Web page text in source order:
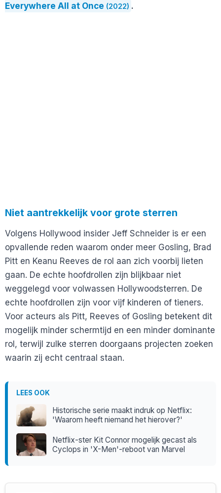
Everywhere All at Once (2022) .
Niet aantrekkelijk voor grote sterren
Volgens Hollywood insider Jeff Schneider is er een
opvallende reden waarom onder meer Gosling, Brad
Pitt en Keanu Reeves de rol aan zich voorbij lieten
gaan. De echte hoofdrollen zijn blijkbaar niet
weggelegd voor volwassen Hollywoodsterren. De
echte hoofdrollen zijn voor vijf kinderen of tieners.
Voor acteurs als Pitt, Reeves of Gosling betekent dit
mogelijk minder schermtijd en een minder dominante
rol, terwijl zulke sterren doorgaans projecten zoeken
waarin zij echt centraal staan.
LEES OOK
Historische serie maakt indruk op Netflix:
'Waarom heeft niemand het hierover?'
Netflix-ster Kit Connor mogelijk gecast als
Cyclops in 'X-Men'-reboot van Marvel